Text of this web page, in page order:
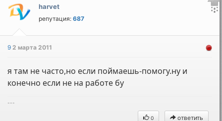
harvet
репутация:687
92 марта 2011
я там не часто,но если поймаешь-помогу.ну и
конечно если не на работе бу
---
0 ответить